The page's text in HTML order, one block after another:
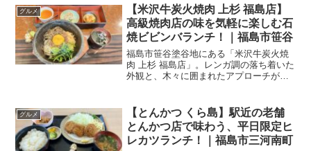
（温）」と「日替わり牛乳」をいただい
てきました。Welcome...
グルメ
【米沢牛炭火焼肉 上杉 福島店】
高級焼肉店の味を気軽に楽しむ石
焼ビビンバランチ！｜福島市笹谷
福島市笹谷塗谷地にある「米沢牛炭火焼
肉 上杉 福島店」。レンガ調の落ち着いた
外観と、木々に囲まれたアプローチが印
ていました。高級店というイメージが強
かったのですが、今回...
グルメ
【とんかつ くら島】駅近の老舗
とんかつ店で味わう、平日限定ヒ
レカツランチ！｜福島市三河南町